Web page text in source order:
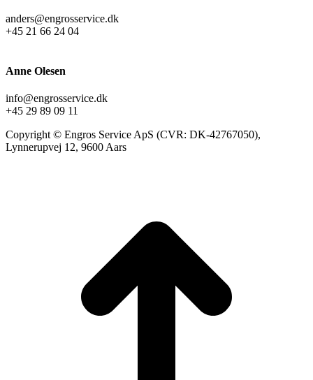
anders@engrosservice.dk
+45 21 66 24 04
Anne Olesen
info@engrosservice.dk
+45 29 89 09 11
Copyright © Engros Service ApS (CVR: DK-42767050),
Lynnerupvej 12, 9600 Aars